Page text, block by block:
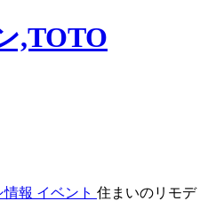
情報 イベント 住まいのリモデ